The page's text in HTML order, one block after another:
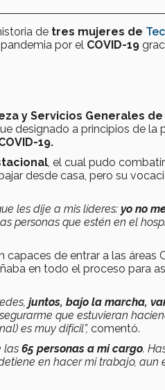
de tres mujeres de
por el COVID-19
y Servicios Generales de
designado a principios de la
19.
, el cual pudo
desde casa, pero su
les dije a mis líderes: yo no
personas que estén en el
de entrar a las áreas
en todo el proceso para
juntos, bajo la marcha,
que estuvieran
es muy difícil”, comentó.
las 65 personas a mi cargo.
en hacer mi trabajo, aun